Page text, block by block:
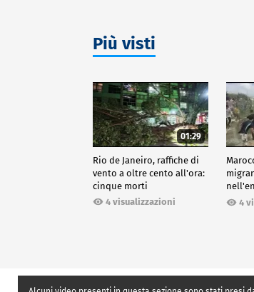
Più visti
01:29
Rio de Janeiro, raffiche di
vento a oltre cento all'ora:
cinque morti
4 visualizzazioni
Ceuta
4